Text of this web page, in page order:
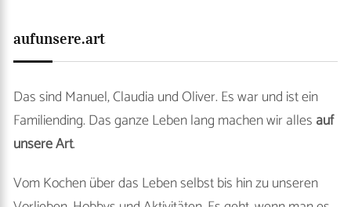
aufunsere.art
Das sind Manuel, Claudia und Oliver. Es war und ist ein
Familiending. Das ganze Leben lang machen wir alles auf
unsere Art.
Vom Kochen über das Leben selbst bis hin zu unseren